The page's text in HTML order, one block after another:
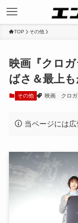
TOP その他
映画『クロ
ばさ＆最上
その他 映画 クロ
当ページには